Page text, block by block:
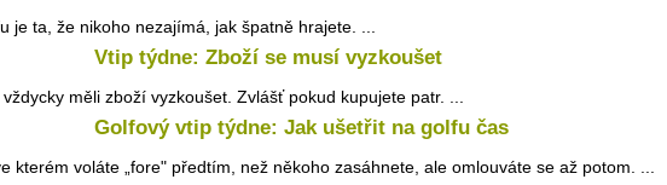
je ta, že nikoho nezajímá, jak špatně hrajete. ...
Vtip týdne: Zboží se musí vyzkoušet
měli zboží vyzkoušet. Zvlášť pokud kupujete patr. ...
Golfový vtip týdne: Jak ušetřit na golfu čas
kterém voláte „fore" předtím, než někoho zasáhnete, ale omlouváte se až potom. ...